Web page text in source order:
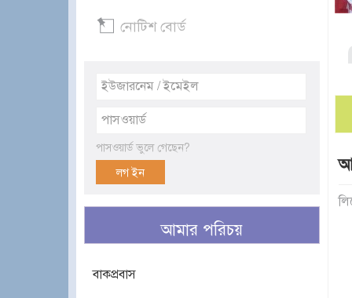
নোটিশ বোর্ড
পাসওয়ার্ড ভুলে গেছেন?
আমার পরিচয়
বাকপ্রবাস